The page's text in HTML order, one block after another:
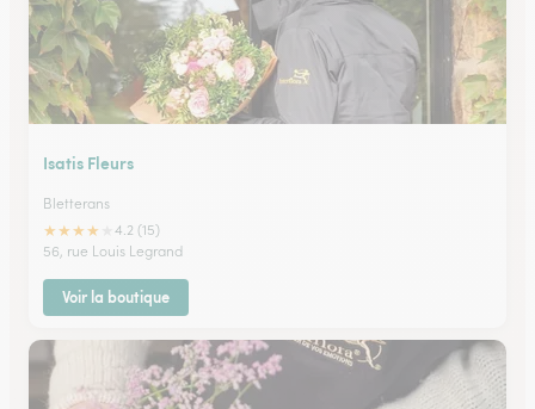
Isatis Fleurs
Bletterans
★★★★
4.2 (15)
56, rue Louis Legrand
Voir la boutique